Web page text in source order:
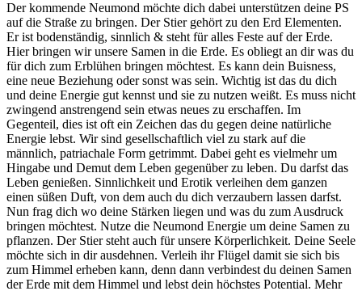
Der kommende Neumond möchte dich dabei unterstützen deine PS
auf die Straße zu bringen. Der Stier gehört zu den Erd Elementen.
Er ist bodenständig, sinnlich & steht für alles Feste auf der Erde.
Hier bringen wir unsere Samen in die Erde. Es obliegt an dir was du
für dich zum Erblühen bringen möchtest. Es kann dein Buisness,
eine neue Beziehung oder sonst was sein. Wichtig ist das du dich
und deine Energie gut kennst und sie zu nutzen weißt. Es muss nicht
zwingend anstrengend sein etwas neues zu erschaffen. Im
Gegenteil, dies ist oft ein Zeichen das du gegen deine natürliche
Energie lebst. Wir sind gesellschaftlich viel zu stark auf die
männlich, patriachale Form getrimmt. Dabei geht es vielmehr um
Hingabe und Demut dem Leben gegenüber zu leben. Du darfst das
Leben genießen. Sinnlichkeit und Erotik verleihen dem ganzen
einen süßen Duft, von dem auch du dich verzaubern lassen darfst.
Nun frag dich wo deine Stärken liegen und was du zum Ausdruck
bringen möchtest. Nutze die Neumond Energie um deine Samen zu
pflanzen. Der Stier steht auch für unsere Körperlichkeit. Deine Seele
möchte sich in dir ausdehnen. Verleih ihr Flügel damit sie sich bis
zum Himmel erheben kann, denn dann verbindest du deinen Samen
der Erde mit dem Himmel und lebst dein höchstes Potential. Mehr